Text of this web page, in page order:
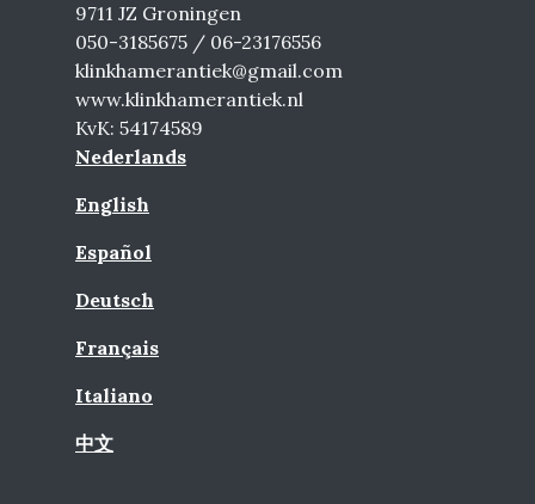
9711 JZ Groningen
050-3185675 / 06-23176556
klinkhamerantiek@gmail.com
www.klinkhamerantiek.nl
KvK: 54174589
Nederlands
English
Español
Deutsch
Français
Italiano
中文